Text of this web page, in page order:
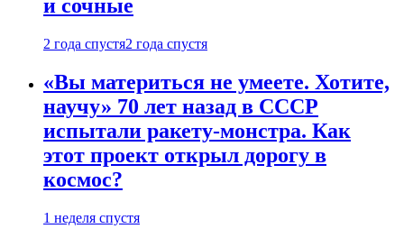
и сочные
2 года спустя2 года спустя
«Вы материться не умеете. Хотите,
научу» 70 лет назад в СССР
испытали ракету-монстра. Как
этот проект открыл дорогу в
космос?
1 неделя спустя